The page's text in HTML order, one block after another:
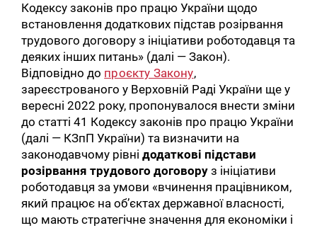
Кодексу законів про працю України щодо
встановлення додаткових підстав розірвання
трудового договору з ініціативи роботодавця та
деяких інших питань» (далі — Закон).
Відповідно до проєкту Закону,
зареєстрованого у Верховній Раді України ще у
вересні 2022 року, пропонувалося внести зміни
до статті 41 Кодексу законів про працю України
(далі — КЗпП України) та визначити на
законодавчому рівнідодаткові підстави
розірвання трудового договору з ініціативи
роботодавця за умови «вчинення працівником,
який працює на об’єктах державної власності,
що мають стратегічне значення для економіки і